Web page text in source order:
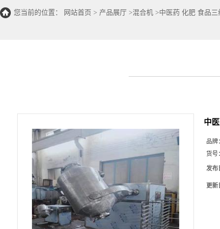
您当前的位置： 网站首页 > 产品展厅 >混合机 >中医药 化肥 食品
中
品牌
货号
发布
更新